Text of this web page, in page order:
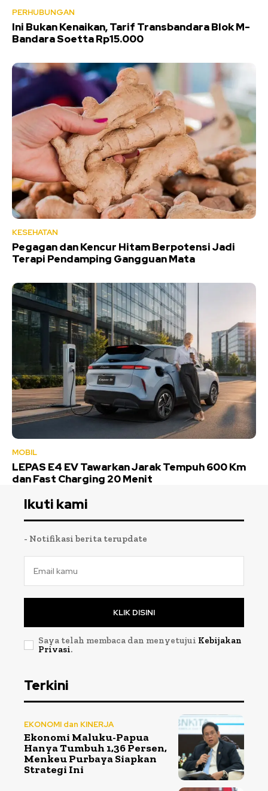
PERHUBUNGAN
Ini Bukan Kenaikan, Tarif Transbandara Blok M-
Bandara Soetta Rp15.000
KESEHATAN
Pegagan dan Kencur Hitam Berpotensi Jadi
Terapi Pendamping Gangguan Mata
MOBIL
LEPAS E4 EV Tawarkan Jarak Tempuh 600 Km
dan Fast Charging 20 Menit
Ikuti kami
- Notifikasi berita terupdate
KLIK DISINI
Saya telah membaca dan menyetujui Kebijakan
Privasi.
Terkini
EKONOMI dan KINERJA
Ekonomi Maluku-Papua
Hanya Tumbuh 1,36 Persen,
Menkeu Purbaya Siapkan
Strategi Ini